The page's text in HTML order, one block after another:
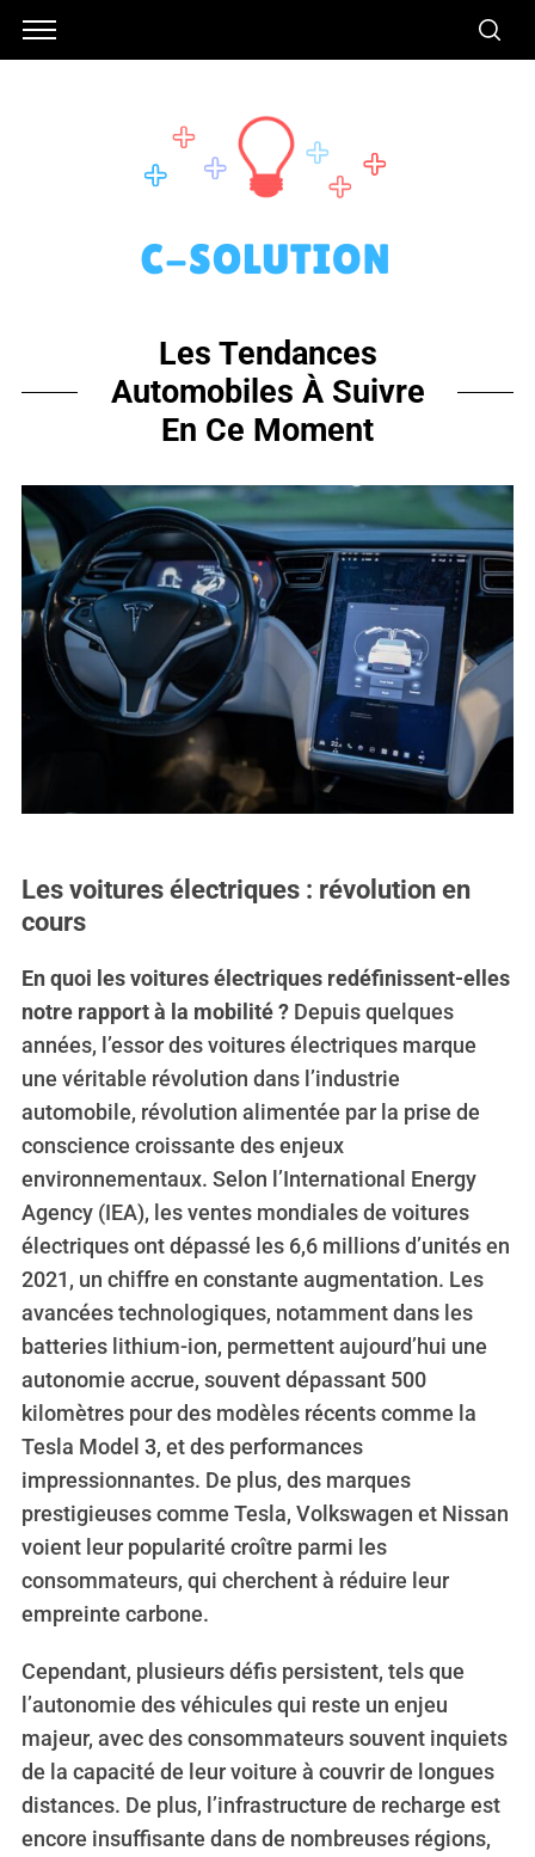
Les Tendances
Automobiles À Suivre
En Ce Moment
Les voitures électriques : révolution en
cours
En quoi les voitures électriques redéfinissent-elles
notre rapport à la mobilité ?Depuis quelques
années, l’essor des voitures électriques marque
une véritable révolution dans l’industrie
automobile, révolution alimentée par la prise de
conscience croissante des enjeux
environnementaux. Selon l’International Energy
Agency (IEA), les ventes mondiales de voitures
électriques ont dépassé les 6,6 millions d’unités en
2021, un chiffre en constante augmentation. Les
avancées technologiques, notamment dans les
batteries lithium-ion, permettent aujourd’hui une
autonomie accrue, souvent dépassant 500
kilomètres pour des modèles récents comme la
Tesla Model 3, et des performances
impressionnantes. De plus, des marques
prestigieuses comme Tesla, Volkswagen et Nissan
voient leur popularité croître parmi les
consommateurs, qui cherchent à réduire leur
empreinte carbone.
Cependant, plusieurs défis persistent, tels que
l’autonomie des véhicules qui reste un enjeu
majeur, avec des consommateurs souvent inquiets
de la capacité de leur voiture à couvrir de longues
distances. De plus, l’infrastructure de recharge est
encore insuffisante dans de nombreuses régions,